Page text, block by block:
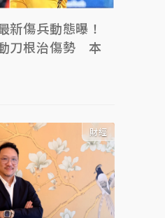
新傷兵動態曝！
刀根治傷勢 本
財經